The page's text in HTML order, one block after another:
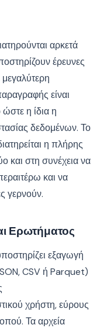
αρκετά
έρευνες
είναι
η ίδια η
δεδομένων. Το
η πλήρης
και στη συνέχεια να
και να
γερνούν.
Ερωτήματος
εξαγωγή
CSV ή Parquet)
χρήστη, εύρους
Τα αρχεία